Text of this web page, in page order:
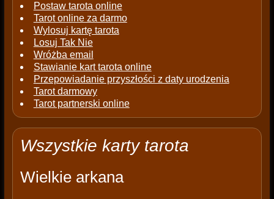
Postaw tarota online
Tarot online za darmo
Wylosuj kartę tarota
Losuj Tak Nie
Wróżba email
Stawianie kart tarota online
Przepowiadanie przyszłości z daty urodzenia
Tarot darmowy
Tarot partnerski online
Wszystkie karty tarota
Wielkie arkana